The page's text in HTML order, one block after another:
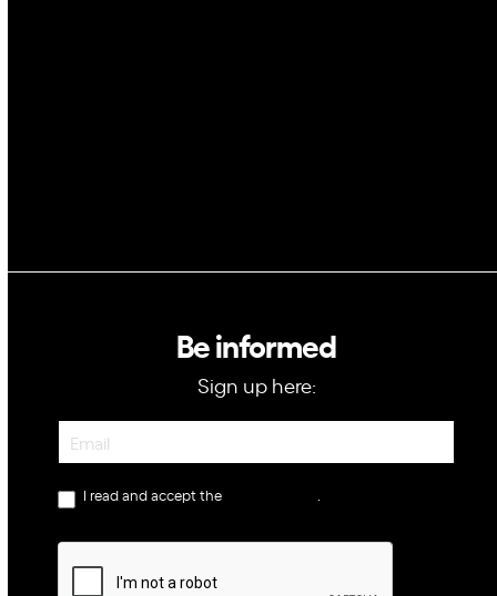
Be informed
Sign up here:
Newsletter
I read and accept the